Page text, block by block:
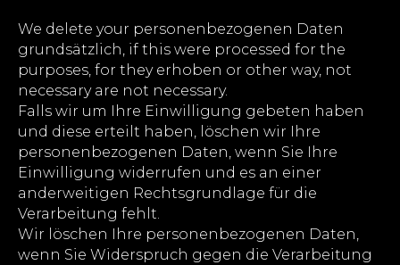
We delete your personenbezogenen Daten
grundsätzlich, if this were processed for the
purposes, for they erhoben or other way, not
necessary are not necessary.
Falls wir um Ihre Einwilligung gebeten haben
und diese erteilt haben, löschen wir Ihre
personenbezogenen Daten, wenn Sie Ihre
Einwilligung widerrufen und es an einer
anderweitigen Rechtsgrundlage für die
Verarbeitung fehlt.
Wir löschen Ihre personenbezogenen Daten,
wenn Sie Widerspruch gegen die Verarbeitung